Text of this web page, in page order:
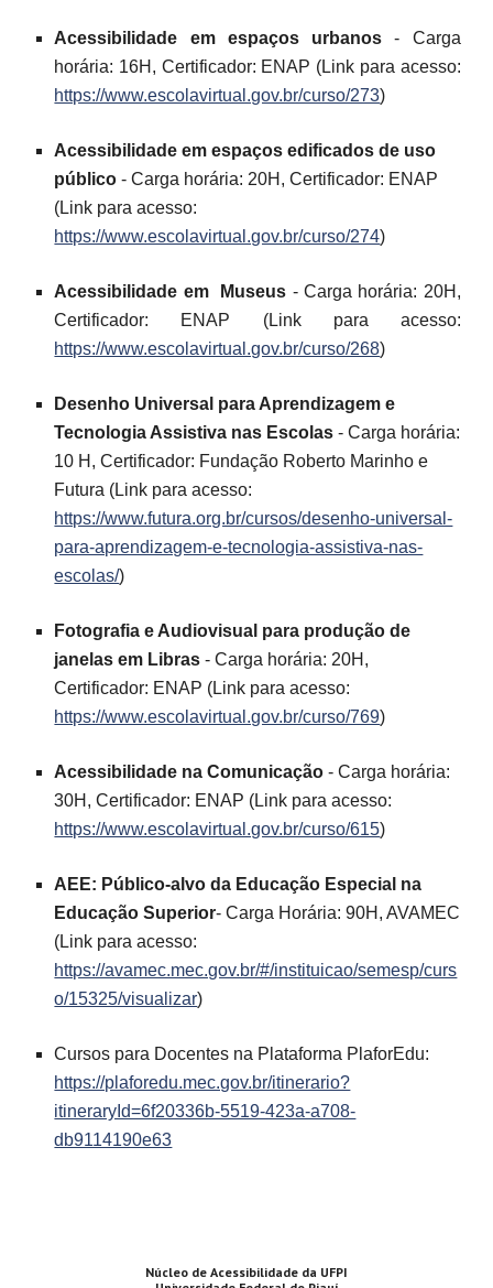
Acessibilidade em espaços urbanos
- Carga
horária: 16H, Certificador: ENAP (Link para acesso:
https://www.escolavirtual.gov.br/curso/273)
Acessibilidade em espaços edificados de uso
público - Carga horária: 20H, Certificador: ENAP
(Link para acesso:
https://www.escolavirtual.gov.br/curso/274)
Acessibilidade em Museus - Carga horária: 20H,
Certificador: ENAP (Link para acesso:
https://www.escolavirtual.gov.br/curso/268)
Desenho Universal para Aprendizagem e
Tecnologia Assistiva nas Escolas - Carga horária:
10 H, Certificador: Fundação Roberto Marinho e
Futura (Link para acesso:
https://www.futura.org.br/cursos/desenho-universal-
para-aprendizagem-e-tecnologia-assistiva-nas-
escolas/)
Fotografia e Audiovisual para produção de
janelas em Libras-Carga horária: 20H,
Certificador: ENAP (Link para acesso:
https://www.escolavirtual.gov.br/curso/769)
Acessibilidade na Comunicação -Carga horária:
30H, Certificador: ENAP (Link para acesso:
https://www.escolavirtual.gov.br/curso/615)
AEE: Público-alvo da Educação Especial na
Educação Superior- Carga Horária: 90H, AVAMEC
(Link para acesso:
https://avamec.mec.gov.br/#/instituicao/semesp/curs
o/15325/visualizar)
Cursos para Docentes na Plataforma PlaforEdu:
https://plaforedu.mec.gov.br/itinerario?
itineraryId=6f20336b-5519-423a-a708-
db9114190e63
Núcleo de Acessibilidade da UFPI